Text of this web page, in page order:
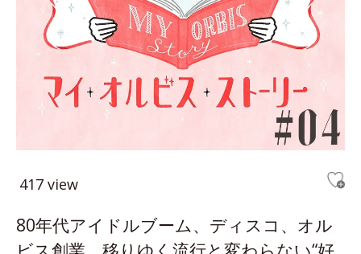
417 view
80年代アイドルブーム、ディスコ、オル